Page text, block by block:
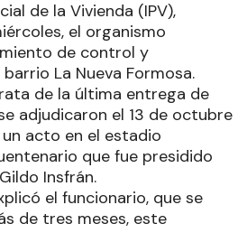
de la Vivienda (IPV),
el organismo
de control y
La Nueva Formosa.
de la última entrega de
adjudicaron el 13 de octubre
acto en el estadio
que fue presidido
Insfrán.
el funcionario, que se
de tres meses, este